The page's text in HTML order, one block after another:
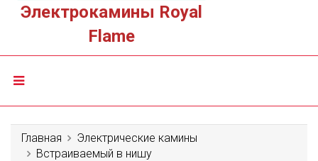
Электрокамины Royal
Flame
Главная
Электрические камины
Встраиваемый в нишу